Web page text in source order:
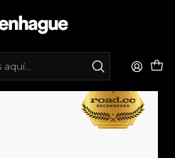
Windbraker Classic